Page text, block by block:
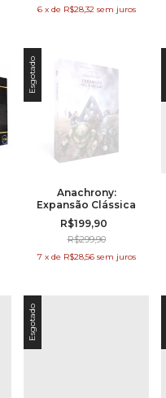
6 x de R$28,32 sem juros
Esgotado
Anachrony:
Expansão Clássica
R$199,90
R$299,90
7 x de R$28,56 sem juros
Esgotado